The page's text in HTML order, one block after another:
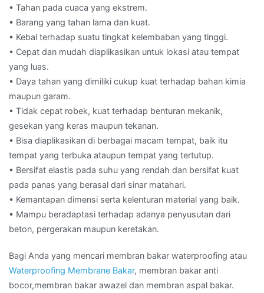
• Tahan pada cuaca yang ekstrem.
• Barang yang tahan lama dan kuat.
• Kebal terhadap suatu tingkat kelembaban yang tinggi.
• Cepat dan mudah diaplikasikan untuk lokasi atau tempat
yang luas.
• Daya tahan yang dimiliki cukup kuat terhadap bahan kimia
maupun garam.
• Tidak cepat robek, kuat terhadap benturan mekanik,
gesekan yang keras maupun tekanan.
• Bisa diaplikasikan di berbagai macam tempat, baik itu
tempat yang terbuka ataupun tempat yang tertutup.
• Bersifat elastis pada suhu yang rendah dan bersifat kuat
pada panas yang berasal dari sinar matahari.
• Kemantapan dimensi serta kelenturan material yang baik.
• Mampu beradaptasi terhadap adanya penyusutan dari
beton, pergerakan maupun keretakan.
Bagi Anda yang mencari membran bakar waterproofing atau
Waterproofing Membrane Bakar, membran bakar anti
bocor,membran bakar awazel dan membran aspal bakar.